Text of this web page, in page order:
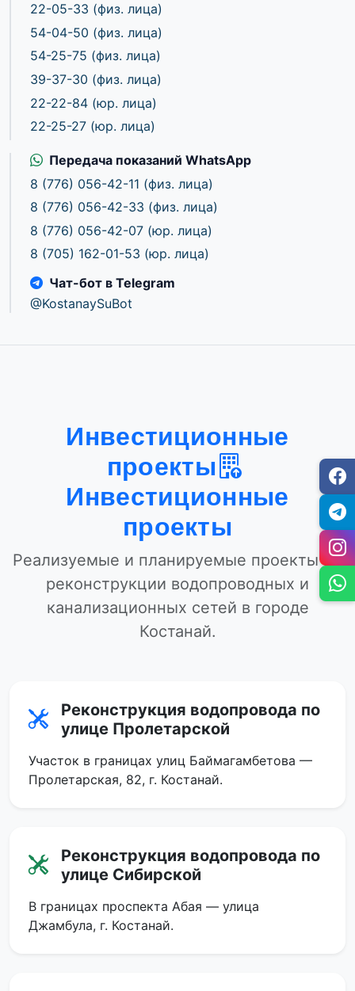
22-05-33 (физ. лица)
54-04-50 (физ. лица)
54-25-75 (физ. лица)
39-37-30 (физ. лица)
22-22-84 (юр. лица)
22-25-27 (юр. лица)
Передача показаний WhatsApp
8 (776) 056-42-11 (физ. лица)
8 (776) 056-42-33 (физ. лица)
8 (776) 056-42-07 (юр. лица)
8 (705) 162-01-53 (юр. лица)
Чат-бот в Telegram
@KostanaySuBot
Инвестиционные
проекты
Инвестиционные
проекты
Реализуемые и планируемые проекты по
реконструкции водопроводных и
канализационных сетей в городе
Костанай.
Реконструкция водопровода по
улице Пролетарской
Участок в границах улиц Баймагамбетова —
Пролетарская, 82, г. Костанай.
Реконструкция водопровода по
улице Сибирской
В границах проспекта Абая — улица
Джамбула, г. Костанай.